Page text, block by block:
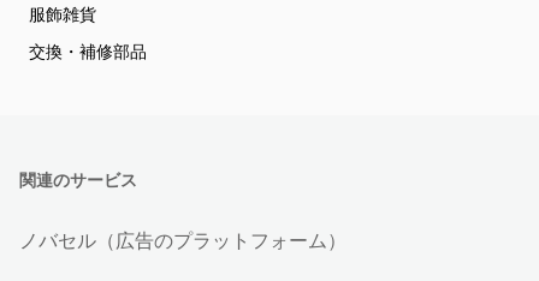
服飾雑貨
交換・補修部品
関連のサービス
ノバセル（広告のプラットフォーム）